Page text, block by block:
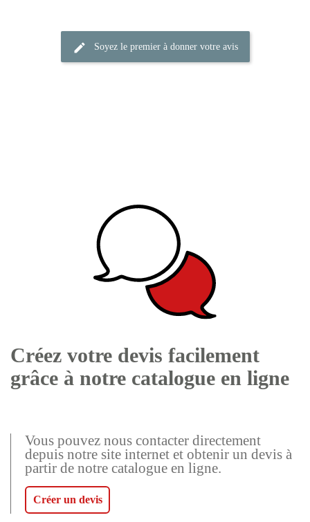
Soyez le premier à donner votre avis
Créez votre devis facilement
grâce à notre catalogue en ligne
Vous pouvez nous contacter directement
depuis notre site internet et obtenir un devis à
partir de notre catalogue en ligne.
Créer un devis